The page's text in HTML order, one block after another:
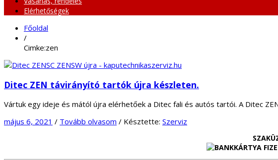
Elérhetőségek
Főoldal
/
Cimke:zen
Ditec ZEN távirányító tartók újra készleten.
Vártuk egy ideje és mától újra elérhetőek a Ditec fali és autós tartói. A Ditec
május 6, 2021 / Tovább olvasom / Késztette: Szerviz